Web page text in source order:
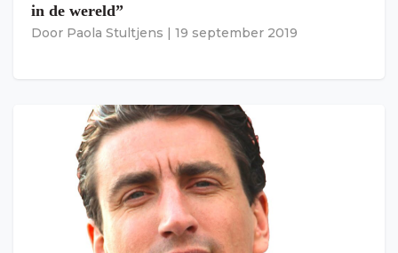
in de wereld”
Door Paola Stultjens | 19 september 2019